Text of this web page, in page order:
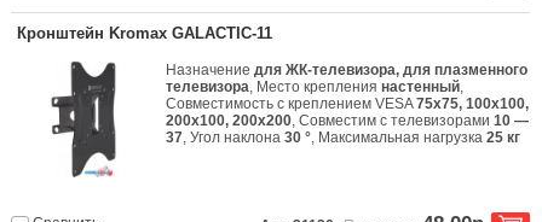
Кронштейн Kromax GALACTIC-11
Назначениедля ЖК-телевизора, для плазменного
телевизора, Место креплениянастенный,
Совместимость с креплением VESA75x75, 100x100,
200x100, 200x200, Совместим с телевизорами10 —
37, Угол наклона30 °, Максимальная нагрузка25 кг